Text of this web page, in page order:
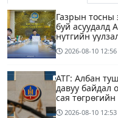
Газрын тосны
буй асуудалд
нутгийн
2026-08-10 12:56
АТГ: Албан
давуу байдал
сая
прокурорт
2026-08-10 12:53